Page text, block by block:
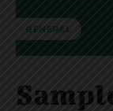
GENERAL